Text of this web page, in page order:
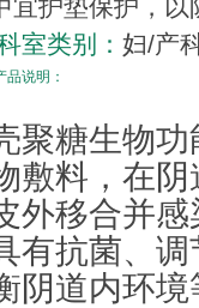
宜护垫保护，以
室类别： 妇/产
品说明：
聚糖生物
敷料，在
外移合并
有抗菌、
阴道内环境